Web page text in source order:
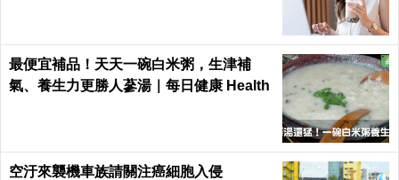
最便宜補品！天天一碗白米粥，生津補
氣、養生力更勝人蔘湯｜每日健康 Health
空汙來襲機車族請關注癌細胞入侵